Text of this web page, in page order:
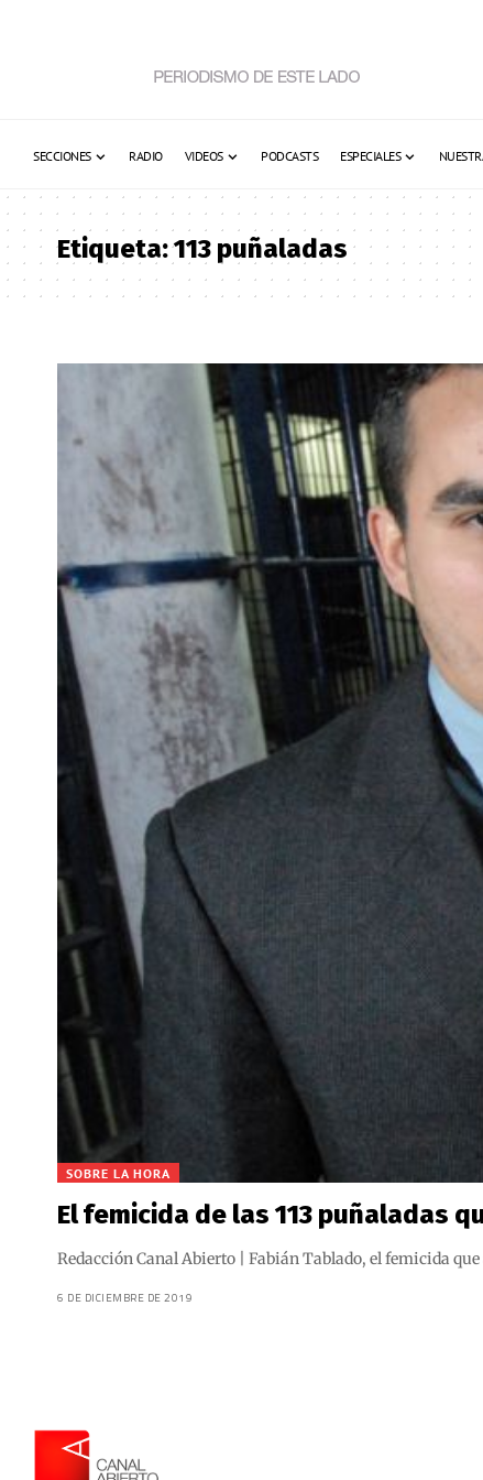
SECCIONES RADIO VIDEOS PODCASTS ESPECIALES
Etiqueta:113 puñaladas
SOBRE LA HORA
El femicida de las 113 puñaladas
Redacción Canal Abierto | Fabián Tablado, el femicida
6 DE DICIEMBRE DE 2019